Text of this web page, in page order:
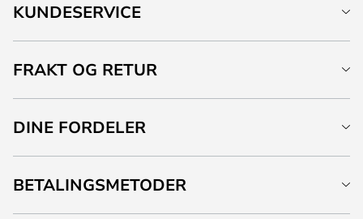
KUNDESERVICE
FRAKT OG RETUR
DINE FORDELER
BETALINGSMETODER